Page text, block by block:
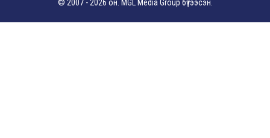
© 2007 - 2026 он. MGL Media Group бүтээсэн.